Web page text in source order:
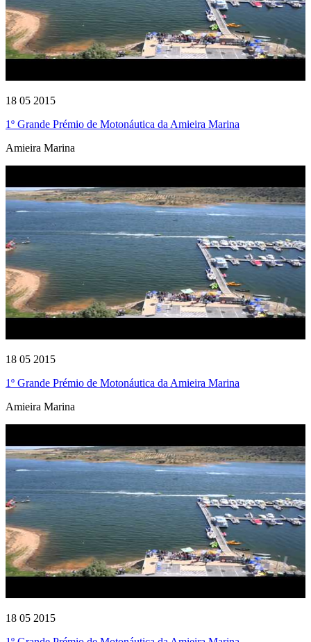
18 05 2015
1º Grande Prémio de Motonáutica da Amieira Marina
Amieira Marina
18 05 2015
1º Grande Prémio de Motonáutica da Amieira Marina
Amieira Marina
18 05 2015